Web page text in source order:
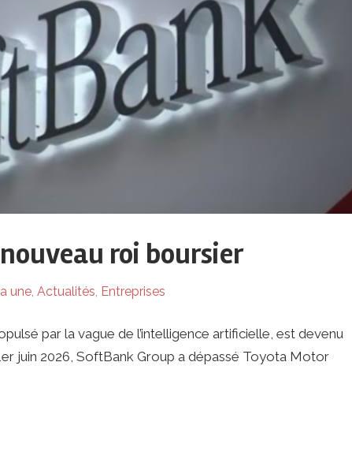
roi boursier
une, Actualités Entreprises
par la vague de l’intelligence artificielle, est devenu
juin 2026, SoftBank Group a dépassé Toyota Motor